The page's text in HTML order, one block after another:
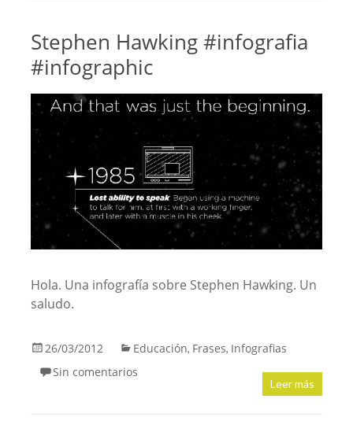
Stephen Hawking #infografia
#infographic
Hola. Una infografía sobre Stephen Hawking. Un
saludo.
26/03/2012 Educación, Frases, Infografias
Sin comentarios
Leer más